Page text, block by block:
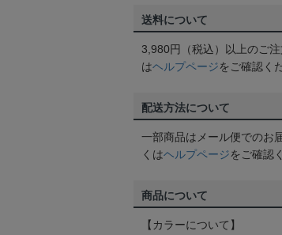
送料について
3,980円（税込）以上のご
はヘルプページをご確認く
配送方法について
一部商品はメール便でのお
くはヘルプページをご確認
商品について
【カラーについて】